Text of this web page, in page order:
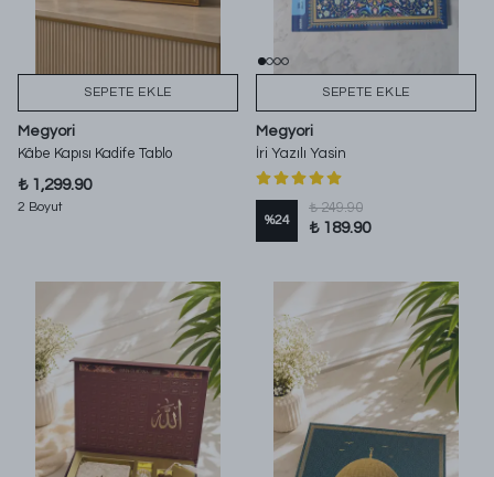
SEPETE EKLE
Megyori
Kâbe Kapısı Kadife Tablo
₺ 1,299.90
2 Boyut
SEPETE EKLE
Megyori
İri Yazılı Yasin
%24
₺ 249.90
₺ 189.90